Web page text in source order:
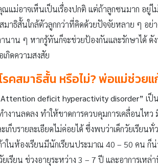
ม่อาจเห็นเป็นเรื่องปกติ แต่ถ้าลูกซนมาก อ
าธิสั้นใกล้ตัวลูกกว่าที่คิดด้วยปัจจัยหลาย ๆ อย่
นาน ๆ หากรู้ทันก็จะช่วยป้องกันและรักษาได้
กิดความสงสัย
คสมาธิสั้น หรือไม่? พ่อแม่ช่วยแ
deficit hyperactivity disorder” เป็
งานลดลง ทำให้ขาดการควบคุมการเคลื่อนไห
ก็บรายละเอียดไม่ค่อยได้ ซึ่งพบว่าเด็กวัยเรียน
นห้องเรียนมีนักเรียนประมาณ 40 – 50 คน ก็
รียน ช่วงอายุระหว่าง 3 – 7 ปี และอาการเหล่